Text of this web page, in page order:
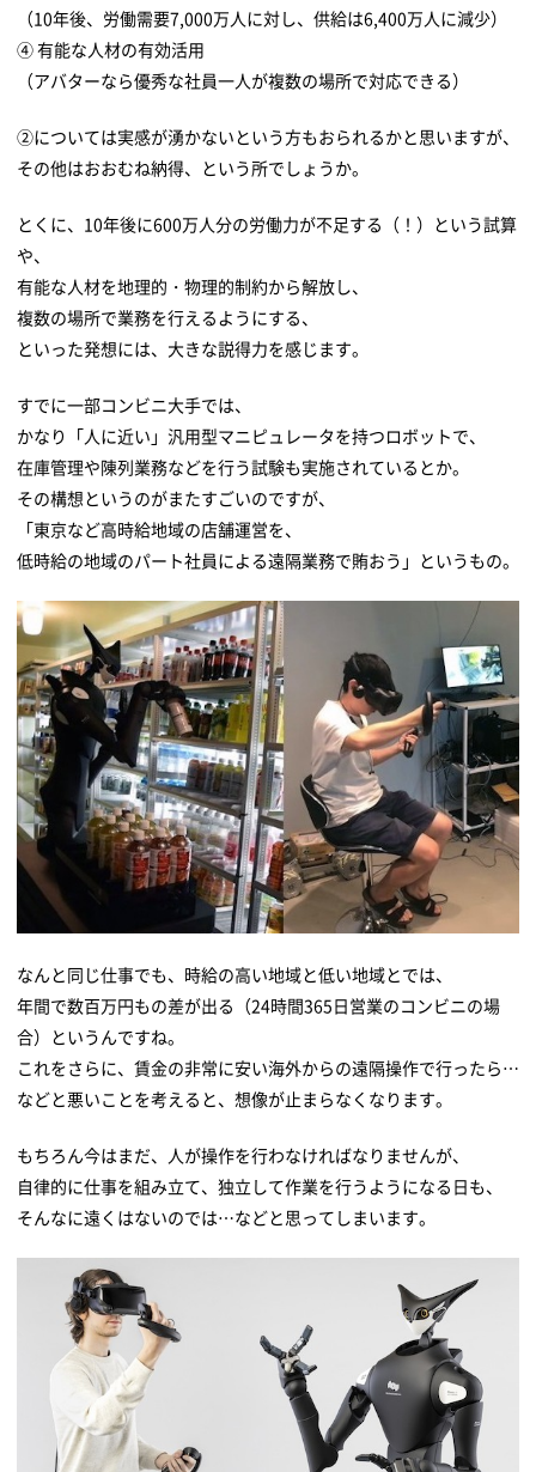
（10年後、労働需要7,000万人に対し、供給は6,400万人に減少）
④ 有能な人材の有効活用
（アバターなら優秀な社員一人が複数の場所で対応できる）
②については実感が湧かないという方もおられるかと思いますが、
その他はおおむね納得、という所でしょうか。
とくに、10年後に600万人分の労働力が不足する（！）という試算
や、
有能な人材を地理的・物理的制約から解放し、
複数の場所で業務を行えるようにする、
といった発想には、大きな説得力を感じます。
すでに一部コンビニ大手では、
かなり「人に近い」汎用型マニピュレータを持つロボットで、
在庫管理や陳列業務などを行う試験も実施されているとか。
その構想というのがまたすごいのですが、
「東京など高時給地域の店舗運営を、
低時給の地域のパート社員による遠隔業務で賄おう」というもの。
なんと同じ仕事でも、時給の高い地域と低い地域とでは、
年間で数百万円もの差が出る（24時間365日営業のコンビニの場
合）というんですね。
これをさらに、賃金の非常に安い海外からの遠隔操作で行ったら…
などと悪いことを考えると、想像が止まらなくなります。
もちろん今はまだ、人が操作を行わなければなりませんが、
自律的に仕事を組み立て、独立して作業を行うようになる日も、
そんなに遠くはないのでは…などと思ってしまいます。